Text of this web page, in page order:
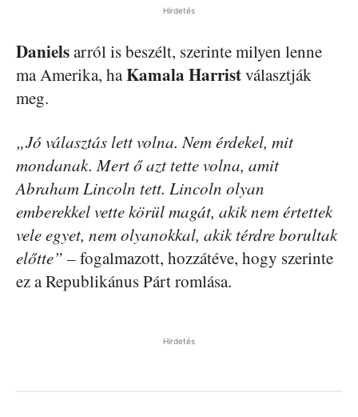
Hirdetés
Danielsarról is beszélt, szerinte milyen lenne
ma Amerika, haKamala Harristválasztják
meg.
„Jó választás lett volna. Nem érdekel, mit
mondanak. Mert ő azt tette volna, amit
Abraham Lincoln tett. Lincoln olyan
emberekkel vette körül magát, akik nem értettek
vele egyet, nem olyanokkal, akik térdre borultak
előtte” – fogalmazott, hozzátéve, hogy szerinte
ez a Republikánus Párt romlása.
Hirdetés